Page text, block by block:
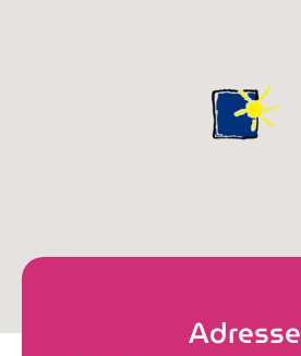
Adresse